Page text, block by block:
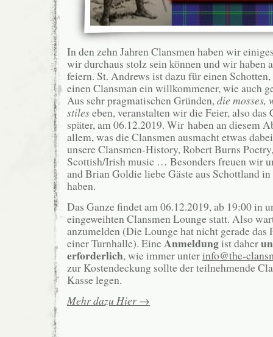
In den zehn Jahren Clansmen haben wir
wir durchaus stolz sein können und wir haben
feiern. St. Andrews ist dazu für einen
einen Clansman ein willkommener, wie auch
Aus sehr pragmatischen Gründen, die mosses,
stileseben, veranstalten wir die Feier, also
später, am 06.12.2019. Wir haben an diesem
allem, was die Clansmen ausmacht etwas
unsere Clansmen-History, Robert Burns
Scottish/Irish music … Besonders freuen wir
and Brian Goldie liebe Gäste aus Schottland
haben.
Das Ganze findet am 06.12.2019, ab 19:00 in
eingeweihten Clansmen Lounge statt. Also
anzumelden (Die Lounge hat nicht gerade das
einer Turnhalle). EineAnmeldungist daher
erforderlich, wie immer unterinfo@the-
zur Kostendeckung sollte der teilnehmende
Kasse legen.
Mehr dazu Hier →